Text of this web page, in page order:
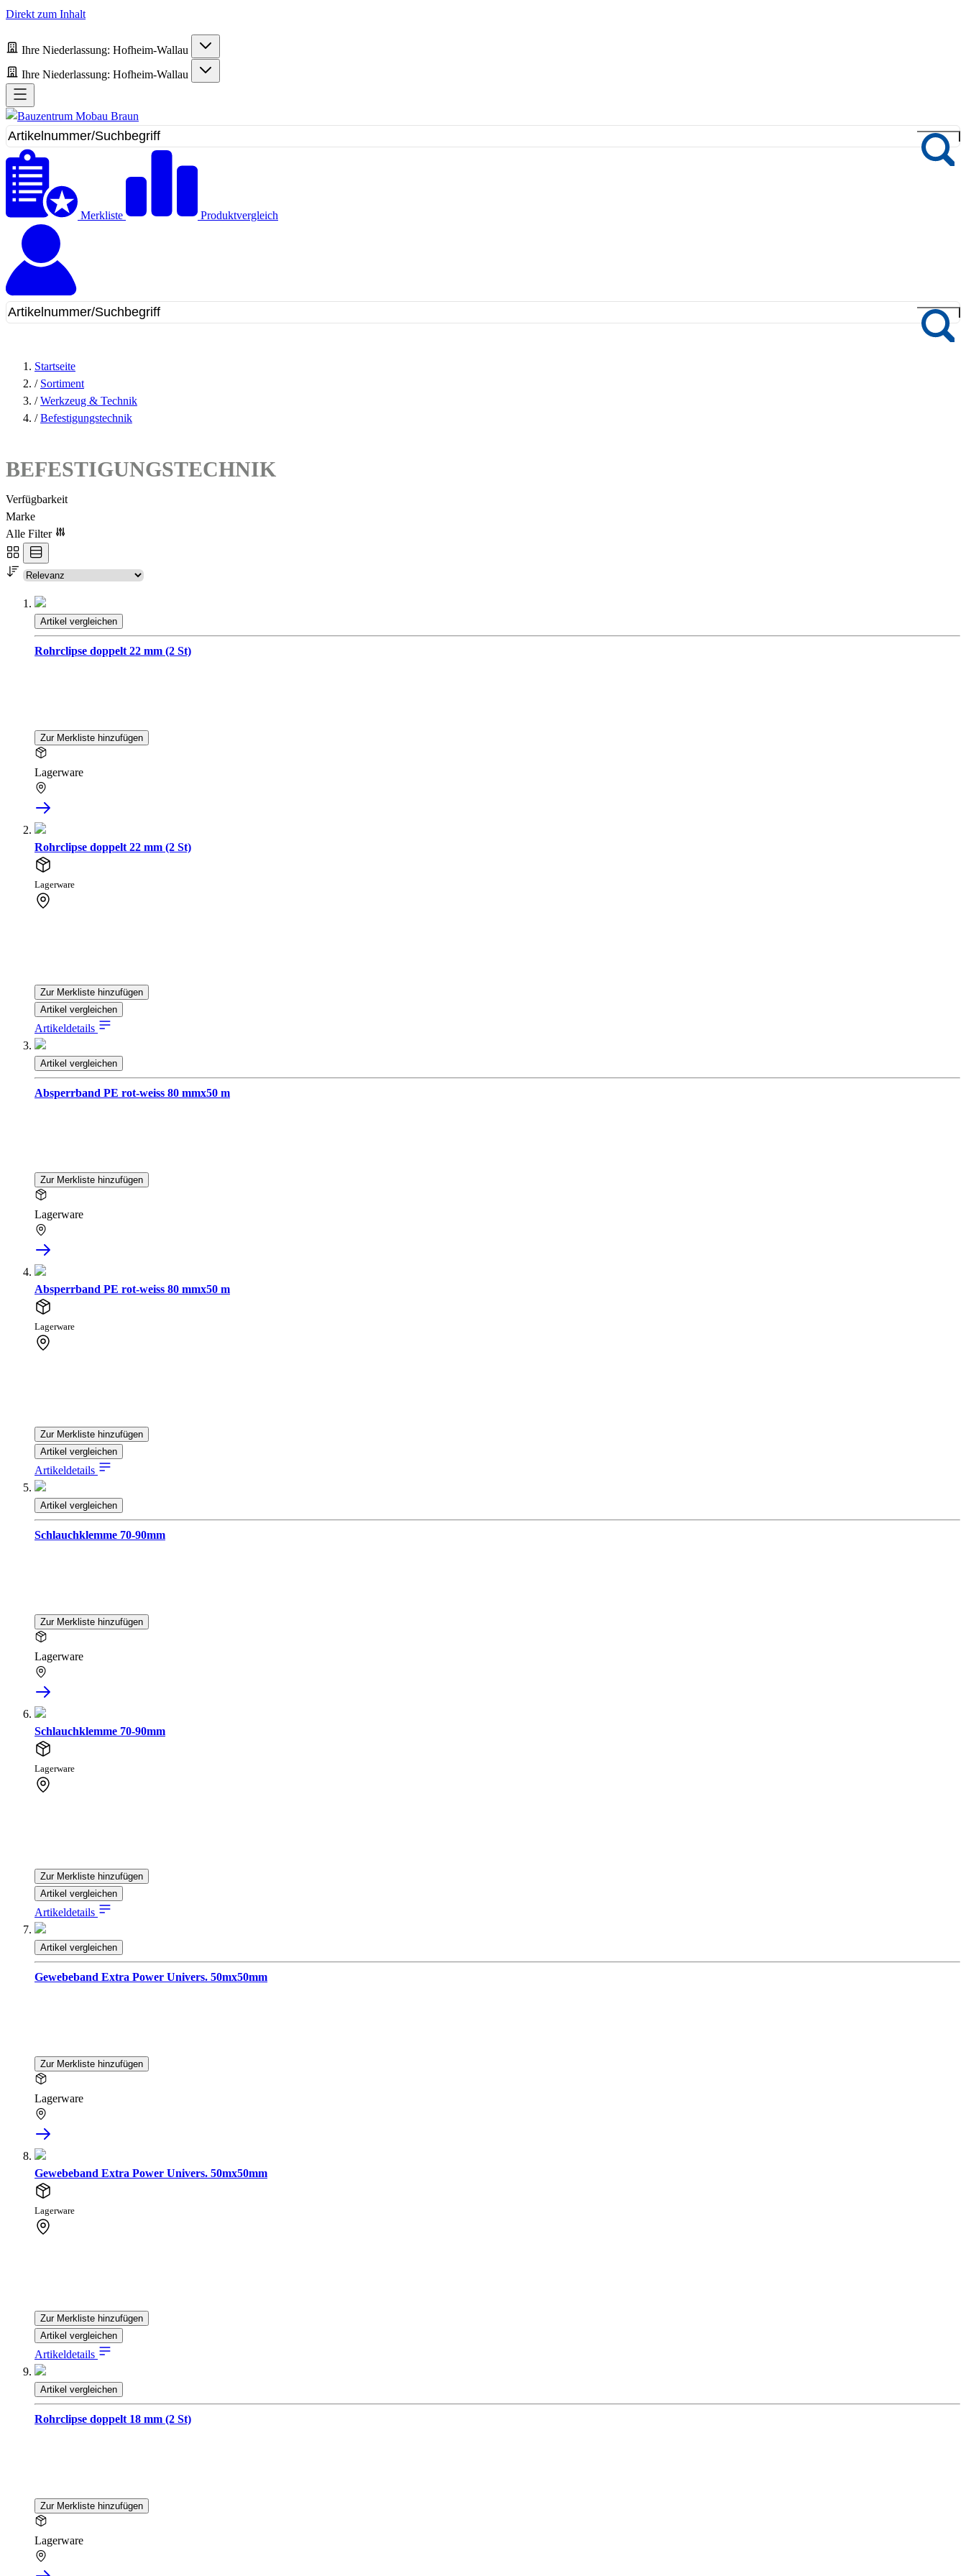
Direkt zum Inhalt
Ihre Niederlassung: Hofheim-Wallau
Ihre Niederlassung: Hofheim-Wallau
Merkliste Produktvergleich
Startseite
/ Sortiment
/ Werkzeug & Technik
/ Befestigungstechnik
BEFESTIGUNGSTECHNIK
Verfügbarkeit
Marke
Alle Filter
Artikel vergleichen
Rohrclipse doppelt 22 mm (2 St)
Zur Merkliste hinzufügen
Lagerware
Rohrclipse doppelt 22 mm (2 St)
Lagerware
Zur Merkliste hinzufügen
Artikel vergleichen
Artikeldetails
Artikel vergleichen
Absperrband PE rot-weiss 80 mmx50 m
Zur Merkliste hinzufügen
Lagerware
Absperrband PE rot-weiss 80 mmx50 m
Lagerware
Zur Merkliste hinzufügen
Artikel vergleichen
Artikeldetails
Artikel vergleichen
Schlauchklemme 70-90mm
Zur Merkliste hinzufügen
Lagerware
Schlauchklemme 70-90mm
Lagerware
Zur Merkliste hinzufügen
Artikel vergleichen
Artikeldetails
Artikel vergleichen
Gewebeband Extra Power Univers. 50mx50mm
Zur Merkliste hinzufügen
Lagerware
Gewebeband Extra Power Univers. 50mx50mm
Lagerware
Zur Merkliste hinzufügen
Artikel vergleichen
Artikeldetails
Artikel vergleichen
Rohrclipse doppelt 18 mm (2 St)
Zur Merkliste hinzufügen
Lagerware